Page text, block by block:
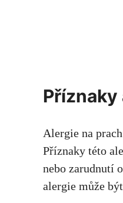
Příznaky
Alergie na
Příznaky této
nebo zarudnutí⁤
alergie může